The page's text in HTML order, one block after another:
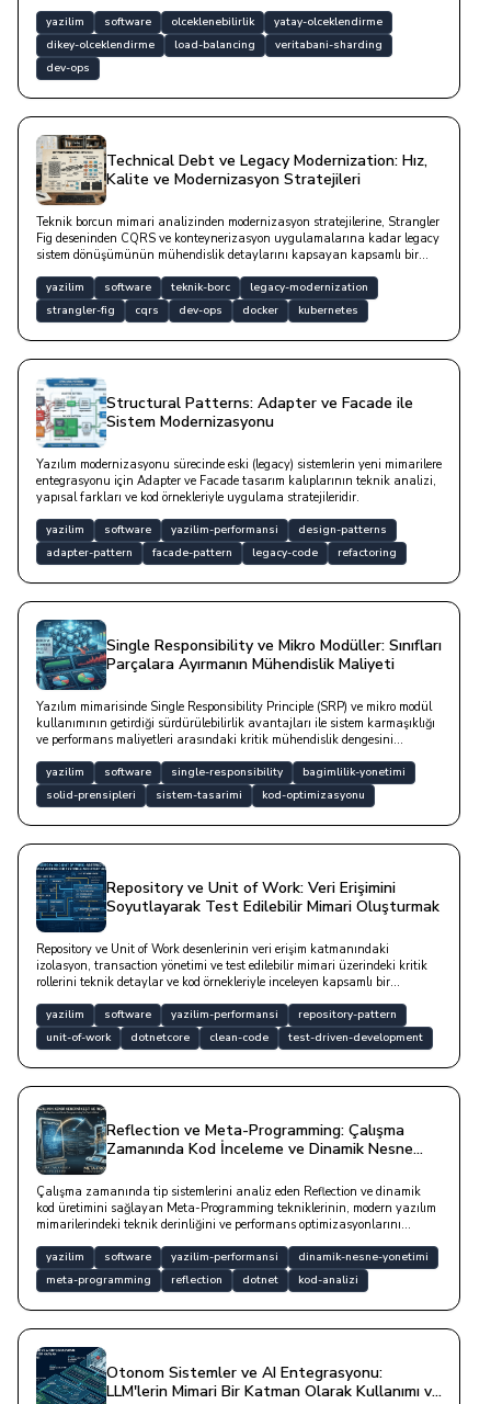
incelemektedir.
yazilim software olceklenebilirlik
yatay-olceklendirme
dikey-olceklendirme
load-balancing
veritabani-sharding
dev-ops
Technical Debt ve Legacy Modernization: Hız,
Kalite ve Modernizasyon Stratejileri
Teknik borcun mimari analizinden modernizasyon stratejilerine, Strangler
Fig deseninden CQRS ve konteynerizasyon uygulamalarına kadar legacy
sistem dönüşümünün mühendislik detaylarını kapsayan kapsamlı bir
yazilim software teknik-borc
legacy-modernization
strangler-fig
cqrs dev-ops docker kubernetes
Structural Patterns: Adapter ve Facade ile
Sistem Modernizasyonu
Yazılım modernizasyonu sürecinde eski (legacy) sistemlerin yeni mimarilere
entegrasyonu için Adapter ve Facade tasarım kalıplarının teknik analizi,
yapısal farkları ve kod örnekleriyle uygulama stratejileridir.
yazilim software yazilim-performansi
design-patterns
adapter-pattern
facade-pattern legacy-code refactoring
Single Responsibility ve Mikro Modüller: Sınıfları
Parçalara Ayırmanın Mühendislik Maliyeti
Yazılım mimarisinde Single Responsibility Principle (SRP) ve mikro modül
kullanımının getirdiği sürdürülebilirlik avantajları ile sistem karmaşıklığı
ve performans maliyetleri arasındaki kritik mühendislik dengesini
yazilim software single-responsibility
bagimlilik-yonetimi
solid-prensipleri
sistem-tasarimi kod-optimizasyonu
Repository ve Unit of Work: Veri Erişimini
Soyutlayarak Test Edilebilir Mimari Oluşturmak
Repository ve Unit of Work desenlerinin veri erişim katmanındaki
izolasyon, transaction yönetimi ve test edilebilir mimari üzerindeki kritik
rollerini teknik detaylar ve kod örnekleriyle inceleyen kapsamlı bir
yazilim software yazilim-performansi
repository-pattern
unit-of-work
dotnetcore clean-code test-driven-development
Reflection ve Meta-Programming: Çalışma
Zamanında Kod İnceleme ve Dinamik Nesne
Çalışma zamanında tip sistemlerini analiz eden Reflection ve dinamik
kod üretimini sağlayan Meta-Programming tekniklerinin, modern yazılım
mimarilerindeki teknik derinliğini ve performans optimizasyonlarını
yazilim software yazilim-performansi
dinamik-nesne-yonetimi
meta-programming
reflection dotnet kod-analizi
Otonom Sistemler ve AI Entegrasyonu:
LLM'lerin Mimari Bir Katman Olarak Kullanımı ve